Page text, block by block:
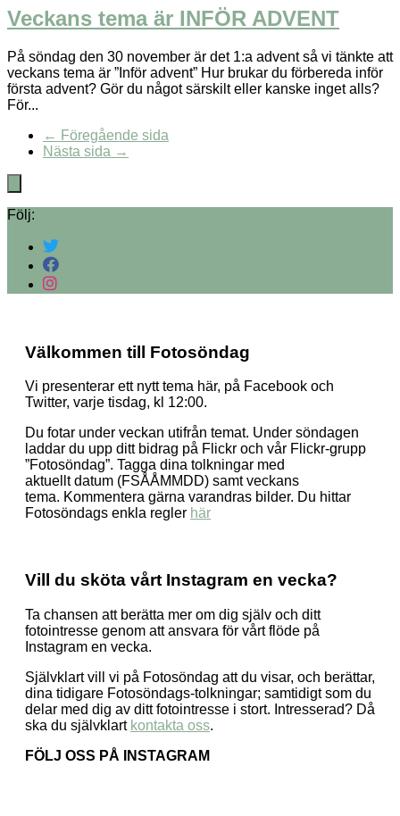
Veckans tema är INFÖR ADVENT
På söndag den 30 november är det 1:a advent så vi tänkte att
veckans tema är ”Inför advent” Hur brukar du förbereda inför
första advent? Gör du något särskilt eller kanske inget alls?
För...
← Föregående sida
Nästa sida →
Följ:
Välkommen till Fotosöndag
Vi presenterar ett nytt tema här, på Facebook och
Twitter, varje tisdag, kl 12:00.
Du fotar under veckan utifrån temat. Under söndagen
laddar du upp ditt bidrag på Flickr och vår Flickr-grupp
”Fotosöndag”. Tagga dina tolkningar med
aktuellt datum (FSÅÅMMDD) samt veckans
tema. Kommentera gärna varandras bilder. Du hittar
Fotosöndags enkla regler här
Vill du sköta vårt Instagram en vecka?
Ta chansen att berätta mer om dig själv och ditt
fotointresse genom att ansvara för vårt flöde på
Instagram en vecka.
Självklart vill vi på Fotosöndag att du visar, och berättar,
dina tidigare Fotosöndags-tolkningar; samtidigt som du
delar med dig av ditt fotointresse i stort. Intresserad? Då
ska du självklart kontakta oss.
FÖLJ OSS PÅ INSTAGRAM